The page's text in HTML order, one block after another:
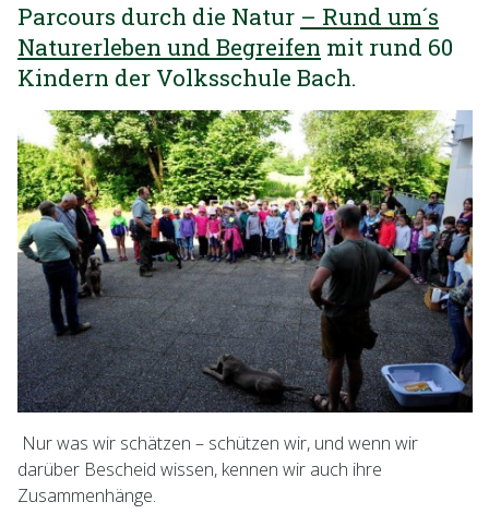
Parcours durch die Natur – Rund um´s
Naturerleben und Begreifen mit rund 60
Kindern der Volksschule Bach.
Nur was wir schätzen – schützen wir, und wenn wir
darüber Bescheid wissen, kennen wir auch ihre
Zusammenhänge.